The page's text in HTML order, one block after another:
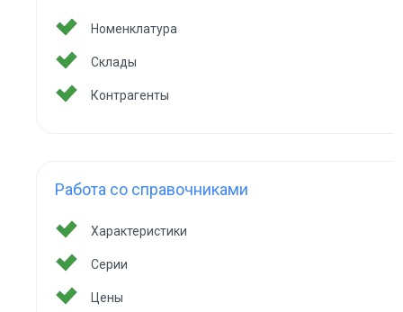
Номенклатура
Склады
Контрагенты
Работа со справочниками
Характеристики
Серии
Цены